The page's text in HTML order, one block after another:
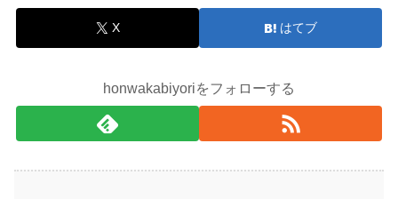
X はてブ
honwakabiyoriをフォローする